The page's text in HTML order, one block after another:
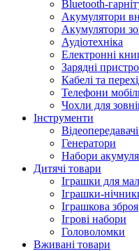
Bluetooth-
Акумулятори
Акумулятори
Аудіотехніка
Електронні
Зарядні
Кабелі та
Телефони
Чохли для
Інструменти
Генератори
Набори
Дитячі товари
Іграшки для
Іграшки-
Іграшкова зброя
Ігрові набори
Головоломки
Вживані товари